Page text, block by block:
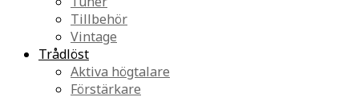
Tillbehör
Vintage
Trådlöst
Aktiva högtalare
Förstärkare